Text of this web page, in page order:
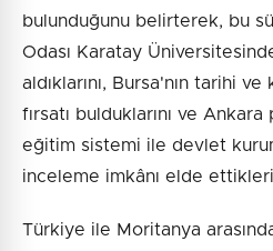
bulunduğunu belirterek, bu
Odası Karatay
aldıklarını, Bursa'nın tarihi ve
fırsatı bulduklarını ve
eğitim sistemi ile devlet
inceleme imkânı elde
Türkiye ile Moritanya